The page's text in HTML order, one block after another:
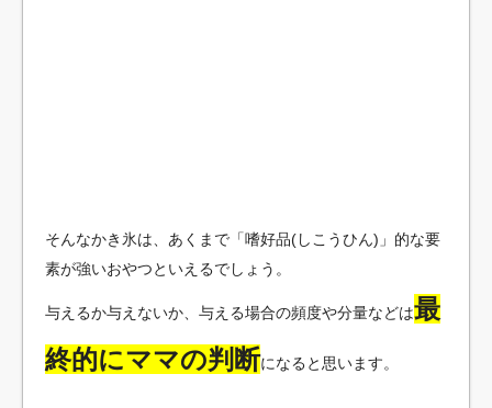
そんなかき氷は、あくまで「嗜好品(しこうひん)」的な要
素が強いおやつといえるでしょう。
与えるか与えないか、与える場合の頻度や分量などは最
終的にママの判断になると思います。